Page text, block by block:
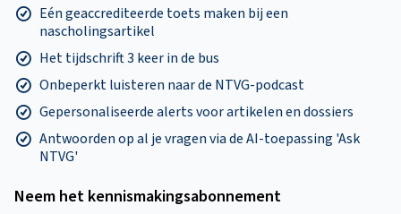
Eén geaccrediteerde toets maken bij een
nascholingsartikel
Het tijdschrift 3 keer in de bus
Onbeperkt luisteren naar de NTVG-podcast
Gepersonaliseerde alerts voor artikelen en dossiers
Antwoorden op al je vragen via de AI-toepassing 'Ask
NTVG'
Neem het kennismakings­abonnement